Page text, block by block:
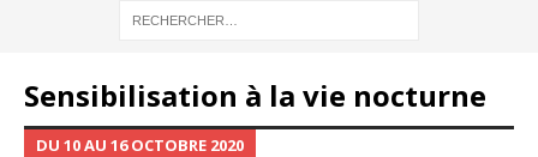
Sensibilisation à la vie nocturne
DU 10 AU 16 OCTOBRE 2020